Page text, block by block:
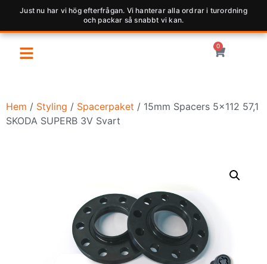
Just nu har vi hög efterfrågan. Vi hanterar alla ordrar i turordning
och packar så snabbt vi kan.
0
Hem / Styling / Spacerpaket / 15mm Spacers 5×112 57,1
SKODA SUPERB 3V Svart